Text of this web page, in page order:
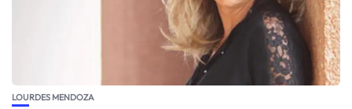
LOURDES MENDOZA